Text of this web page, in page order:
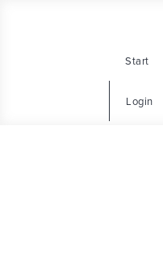
Start
Login